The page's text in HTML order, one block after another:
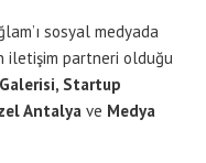
sosyal medyada
iletişim partneri olduğu
Startup
Antalya ve Medya